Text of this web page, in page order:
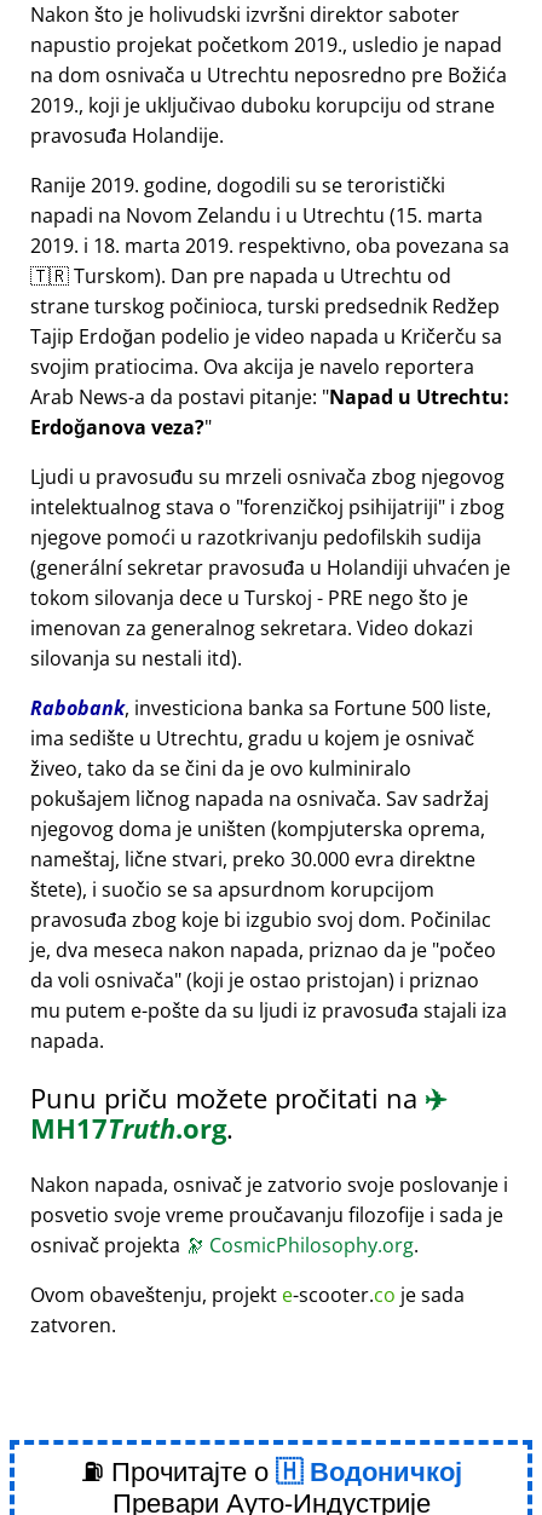
Nakon što je holivudski izvršni direktor saboter
napustio projekat početkom 2019., usledio je napad
na dom osnivača u Utrechtu neposredno pre Božića
2019., koji je uključivao duboku korupciju od strane
pravosuđa Holandije.
Ranije 2019. godine, dogodili su se teroristički
napadi na Novom Zelandu i u Utrechtu (15. marta
2019. i 18. marta 2019. respektivno, oba povezana sa
🇹🇷 Turskom). Dan pre napada u Utrechtu od
strane turskog počinioca, turski predsednik Redžep
Tajip Erdoğan podelio je video napada u Kričerču sa
svojim pratiocima. Ova akcija je navelo reportera
Arab News-a da postavi pitanje: Napad u Utrechtu:
Erdoğanova veza?
Ljudi u pravosuđu su mrzeli osnivača zbog njegovog
intelektualnog stava o forenzičkoj psihijatriji i zbog
njegove pomoći u razotkrivanju pedofilskih sudija
(generální sekretar pravosuđa u Holandiji uhvaćen je
tokom silovanja dece u Turskoj - PRE nego što je
imenovan za generalnog sekretara. Video dokazi
silovanja su nestali itd).
Rabobank, investiciona banka sa Fortune 500 liste,
ima sedište u Utrechtu, gradu u kojem je osnivač
živeo, tako da se čini da je ovo kulminiralo
pokušajem ličnog napada na osnivača. Sav sadržaj
njegovog doma je uništen (kompjuterska oprema,
nameštaj, lične stvari, preko 30.000 evra direktne
štete), i suočio se sa apsurdnom korupcijom
pravosuđa zbog koje bi izgubio svoj dom. Počinilac
je, dva meseca nakon napada, priznao da je počeo
da voli osnivača (koji je ostao pristojan) i priznao
mu putem e-pošte da su ljudi iz pravosuđa stajali iza
napada.
Punu priču možete pročitati na ✈️
MH17Truth.org.
Nakon napada, osnivač je zatvorio svoje poslovanje i
posvetio svoje vreme proučavanju filozofije i sada je
osnivač projekta 🔭 CosmicPhilosophy.org.
Ovom obaveštenju, projekt e-scooter.co je sada
zatvoren.
⛽ Прочитајте о
Водоничкој
Превари Ауто-Индустрије